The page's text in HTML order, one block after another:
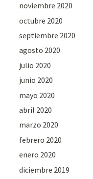
noviembre 2020
octubre 2020
septiembre 2020
agosto 2020
julio 2020
junio 2020
mayo 2020
abril 2020
marzo 2020
febrero 2020
enero 2020
diciembre 2019